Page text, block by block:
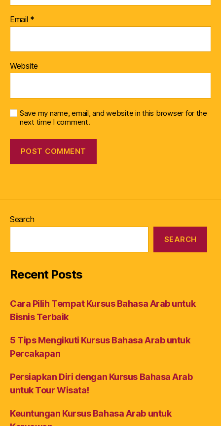
Email *
Website
Save my name, email, and website in this browser for the
next time I comment.
Search
SEARCH
Recent Posts
Cara Pilih Tempat Kursus Bahasa Arab untuk
Bisnis Terbaik
5 Tips Mengikuti Kursus Bahasa Arab untuk
Percakapan
Persiapkan Diri dengan Kursus Bahasa Arab
untuk Tour Wisata!
Keuntungan Kursus Bahasa Arab untuk